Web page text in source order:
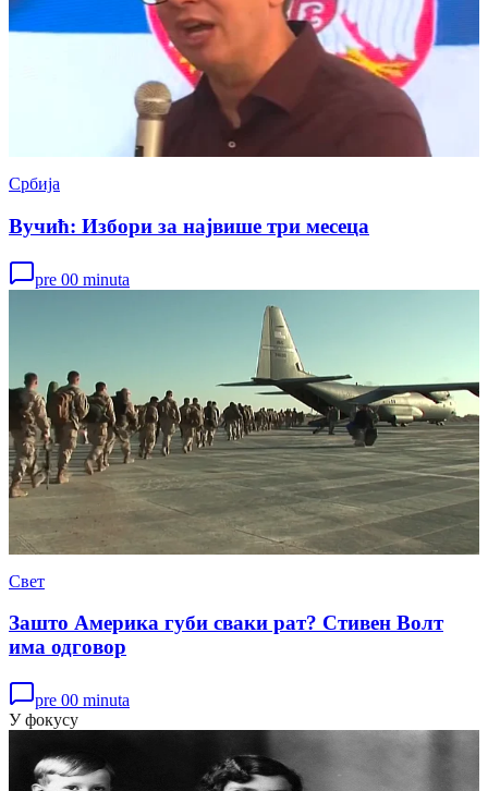
Србија
Вучић: Избори за највише три месеца
pre 00 minuta
Свет
Зашто Америка губи сваки рат? Стивен Волт
има одговор
pre 00 minuta
У фокусу